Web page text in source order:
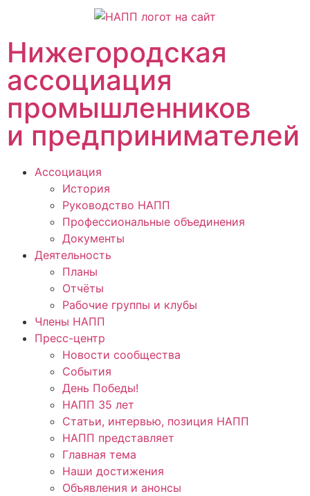
Нижегородская
ассоциация
промышленников
и предпринимателей
Ассоциация
История
Руководство НАПП
Профессиональные объединения
Документы
Деятельность
Планы
Отчёты
Рабочие группы и клубы
Члены НАПП
Пресс-центр
Новости сообщества
События
День Победы!
НАПП 35 лет
Статьи, интервью, позиция НАПП
НАПП представляет
Главная тема
Наши достижения
Объявления и анонсы